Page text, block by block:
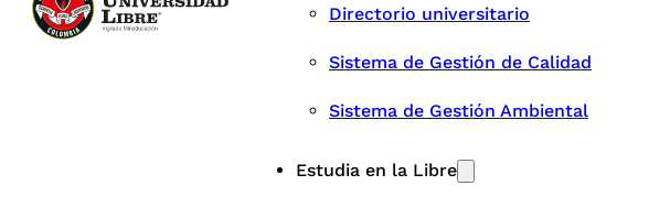
Directorio universitario
Sistema de Gestión de Calidad
Sistema de Gestión Ambiental
Estudia en la Libre